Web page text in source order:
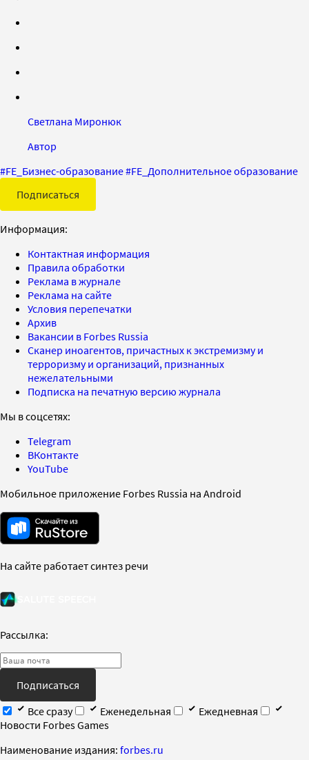
Светлана Миронюк
Автор
#FE_Бизнес-образование#FE_Дополнительное образование
Подписаться
Информация:
Контактная информация
Правила обработки
Реклама в журнале
Реклама на сайте
Условия перепечатки
Архив
Вакансии в Forbes Russia
Сканер иноагентов, причастных к экстремизму и
терроризму и организаций, признанных
нежелательными
Подписка на печатную версию журнала
Мы в соцсетях:
Telegram
ВКонтакте
YouTube
Мобильное приложение Forbes Russia на Android
На сайте работает синтез речи
Рассылка:
Подписаться
Все сразу
Еженедельная
Ежедневная
Новости Forbes Games
Наименование издания: forbes.ru